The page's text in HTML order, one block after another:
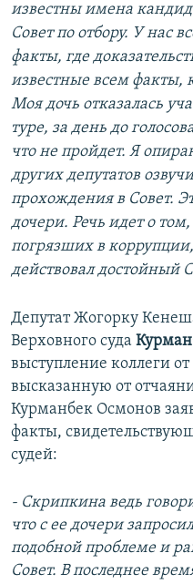
известны имена
Совет по отбору. У нас
факты, где
известные всем факты,
Моя дочь отказалась
туре, за день до
что не пройдет. Я
других депутатов
прохождения в Совет.
дочери. Речь идет о
погрязших в
действовал достойный
Депутат Жогорку
Верховного суда
выступление коллеги
высказанную от
Курманбек Осмонов
факты,
судей:
- Скрипкина ведь
что с ее дочери
подобной проблеме и
Совет. В последнее